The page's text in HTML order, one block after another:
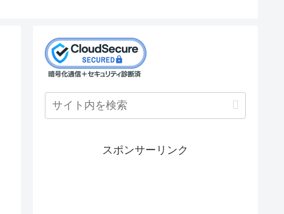
スポンサーリンク